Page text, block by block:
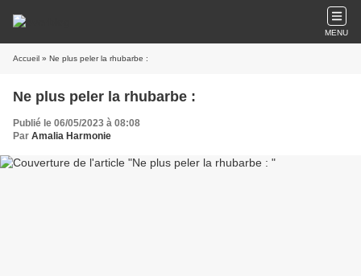
MENU
Accueil » Ne plus peler la rhubarbe :
Ne plus peler la rhubarbe :
Publié le 06/05/2023 à 08:08
Par Amalia Harmonie